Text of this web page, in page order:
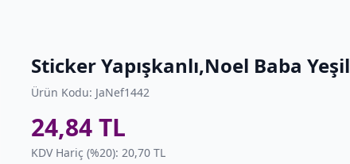
Sticker Yapışkanlı,Noel Baba Yeşil
Ürün Kodu: JaNef1442
24,84 TL
KDV Hariç (%20): 20,70 TL